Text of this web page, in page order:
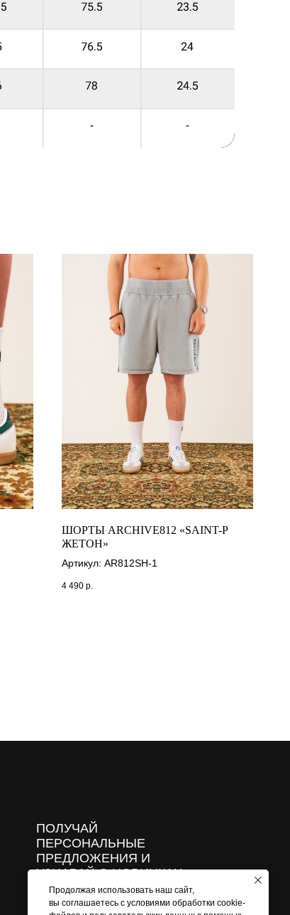
ШОРТЫ ARCHIVE812 «SAINT-P
ЖЕТОН»
Артикул: AR812SH-1
4 490 р.
Продолжая использовать наш сайт,
вы соглашаетесь с условиями обработки cookie-
ПОДПИСАТЬСЯ